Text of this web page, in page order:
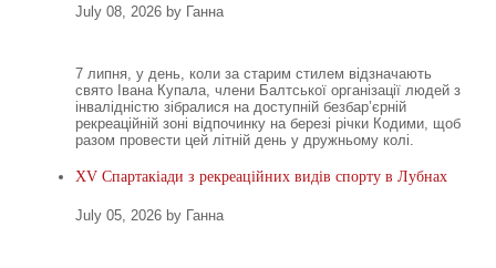
July 08, 2026 by Ганна
7 липня, у день, коли за старим стилем відзначають
свято Івана Купала, члени Балтської організації людей з
інвалідністю зібралися на доступній безбар’єрній
рекреаційній зоні відпочинку на березі річки Кодими, щоб
разом провести цей літній день у дружньому колі.
XV Спартакіади з рекреаційних видів спорту в Лубнах
July 05, 2026 by Ганна